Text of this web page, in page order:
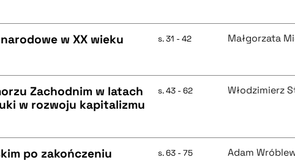
w XX wieku s. 31 - 42 Małgorzata
Zachodnim w latach
w rozwoju kapitalizmu
s. 43 - 62 Włodzimierz
po zakończeniu
s. 63 - 75 Adam